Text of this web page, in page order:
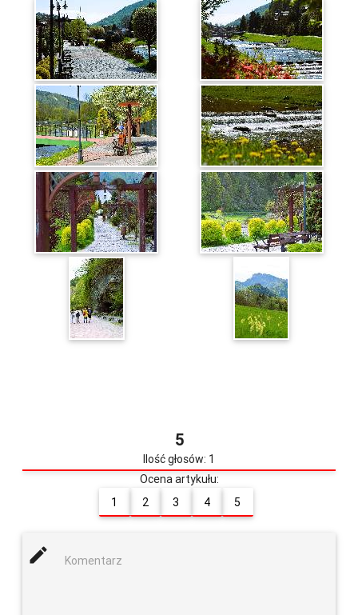
5
Ilość głosów: 1
Ocena artykułu:
1
2 3 4 5
mode_edit Komentarz